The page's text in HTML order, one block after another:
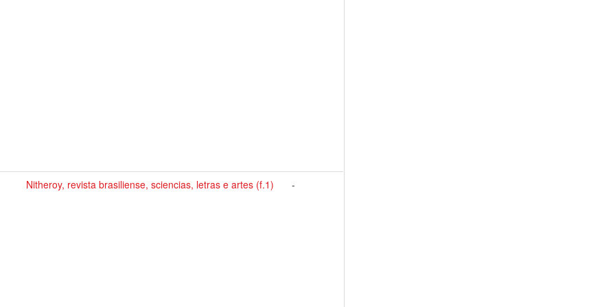
Nitheroy, revista brasiliense, sciencias, letras e artes (f.1) -